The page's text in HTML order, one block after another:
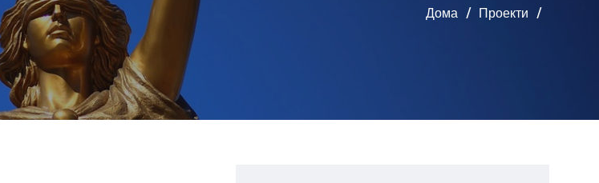
Дома Проекти